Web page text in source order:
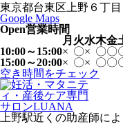
東京都台東区上野６丁
Google Maps
Open営業時間
月 火水木金
10:00～15:00× 〇× 〇〇
15:00～20:00× 〇× 〇〇
空き時間をチェック
上野駅近くの助産師に